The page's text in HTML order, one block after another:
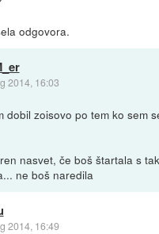
odgovora.
2014, 16:03
dobil zoisovo po tem ko sem
nasvet, če boš štartala s
ne boš naredila
2014, 16:49